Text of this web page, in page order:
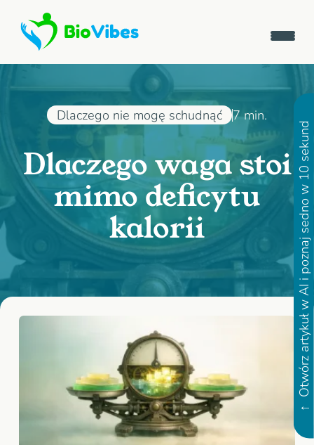
Dlaczego nie mogę schudnąć 7 min.
Dlaczego waga stoi
mimo deficytu
kalorii Otwórz artykuł w AI i poznaj sedno w 10 sekund